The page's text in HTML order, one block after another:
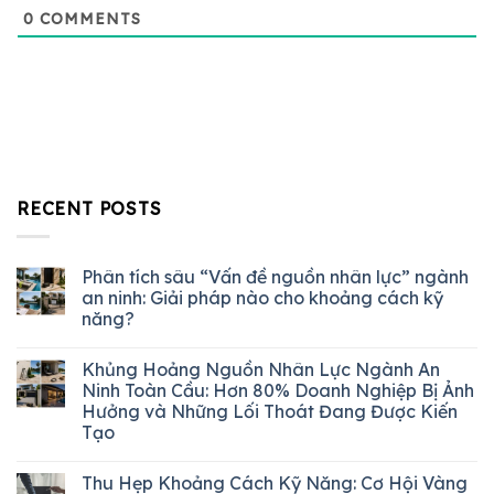
0 COMMENTS
RECENT POSTS
Phân tích sâu “Vấn đề nguồn nhân lực” ngành
an ninh: Giải pháp nào cho khoảng cách kỹ
năng?
Khủng Hoảng Nguồn Nhân Lực Ngành An
Ninh Toàn Cầu: Hơn 80% Doanh Nghiệp Bị Ảnh
Hưởng và Những Lối Thoát Đang Được Kiến
Tạo
Thu Hẹp Khoảng Cách Kỹ Năng: Cơ Hội Vàng